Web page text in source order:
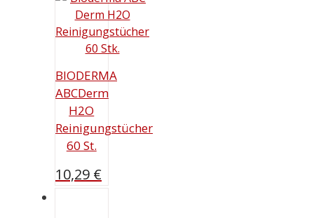
BIODERMA
ABCDerm
H2O
Reinigungstücher
60 St.
10,29 €